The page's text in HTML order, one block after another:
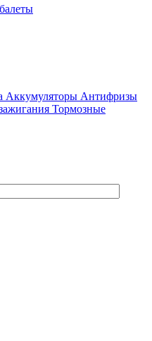
Аккумуляторы Антифризы
Тормозные